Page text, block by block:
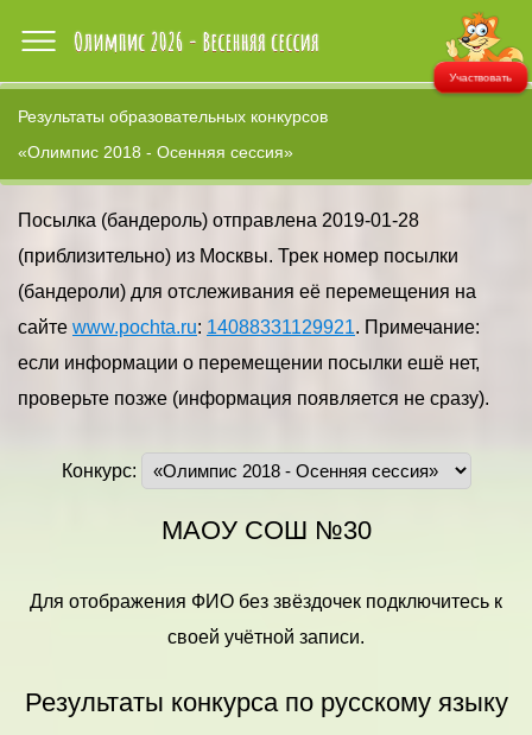
Участвовать
Результаты образовательных конкурсов
«Олимпис 2018 - Осенняя сессия»
Посылка (бандероль) отправлена 2019-01-28
(приблизительно) из Москвы. Трек номер посылки
(бандероли) для отслеживания её перемещения на
сайте www.pochta.ru: 14088331129921. Примечание:
если информации о перемещении посылки ешё нет,
проверьте позже (информация появляется не сразу).
Конкурс:
МАОУ СОШ №30
Для отображения ФИО без звёздочек подключитесь к
своей учётной записи.
Результаты конкурса по русскому языку